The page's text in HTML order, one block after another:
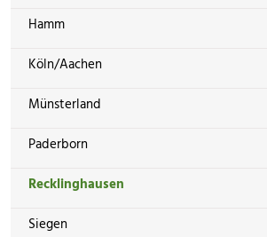
Hamm
Köln/Aachen
Münsterland
Paderborn
Recklinghausen
Siegen